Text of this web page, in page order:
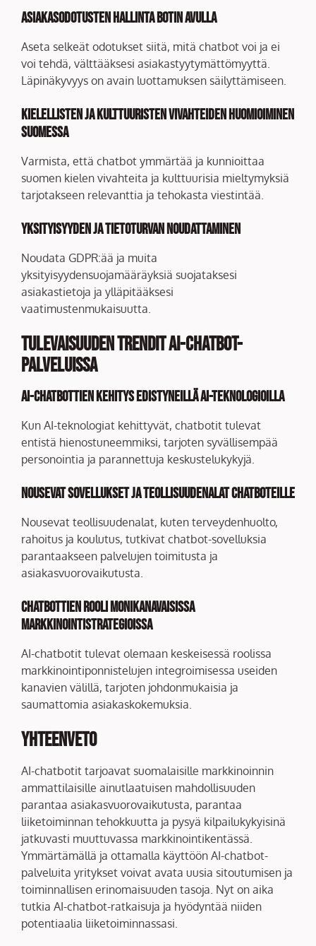
Asiakasodotusten hallinta botin avulla
Aseta selkeät odotukset siitä, mitä chatbot voi ja ei
voi tehdä, välttääksesi asiakastyytymättömyyttä.
Läpinäkyvyys on avain luottamuksen säilyttämiseen.
Kielellisten ja kulttuuristen vivahteiden huomioiminen
Suomessa
Varmista, että chatbot ymmärtää ja kunnioittaa
suomen kielen vivahteita ja kulttuurisia mieltymyksiä
tarjotakseen relevanttia ja tehokasta viestintää.
Yksityisyyden ja tietoturvan noudattaminen
Noudata GDPR:ää ja muita
yksityisyydensuojamääräyksiä suojataksesi
asiakastietoja ja ylläpitääksesi
vaatimustenmukaisuutta.
Tulevaisuuden trendit AI-chatbot-
palveluissa
AI-chatbottien kehitys edistyneillä AI-teknologioilla
Kun AI-teknologiat kehittyvät, chatbotit tulevat
entistä hienostuneemmiksi, tarjoten syvällisempää
personointia ja parannettuja keskustelukykyjä.
Nousevat sovellukset ja teollisuudenalat chatboteille
Nousevat teollisuudenalat, kuten terveydenhuolto,
rahoitus ja koulutus, tutkivat chatbot-sovelluksia
parantaakseen palvelujen toimitusta ja
asiakasvuorovaikutusta.
Chatbottien rooli monikanavaisissa
markkinointistrategioissa
AI-chatbotit tulevat olemaan keskeisessä roolissa
markkinointiponnistelujen integroimisessa useiden
kanavien välillä, tarjoten johdonmukaisia ja
saumattomia asiakaskokemuksia.
Yhteenveto
AI-chatbotit tarjoavat suomalaisille markkinoinnin
ammattilaisille ainutlaatuisen mahdollisuuden
parantaa asiakasvuorovaikutusta, parantaa
liiketoiminnan tehokkuutta ja pysyä kilpailukykyisinä
jatkuvasti muuttuvassa markkinointikentässä.
Ymmärtämällä ja ottamalla käyttöön AI-chatbot-
palveluita yritykset voivat avata uusia sitoutumisen ja
toiminnallisen erinomaisuuden tasoja. Nyt on aika
tutkia AI-chatbot-ratkaisuja ja hyödyntää niiden
potentiaalia liiketoiminnassasi.